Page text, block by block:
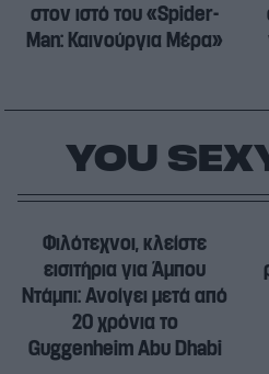
στον ιστό του «Spider-
Man: Καινούργια Μέρα»
YOU
Φιλότεχνοι, κλείστε
εισιτήρια για Άμπου
Ντάμπι: Ανοίγει μετά από
20 χρόνια το
Guggenheim Abu Dhabi